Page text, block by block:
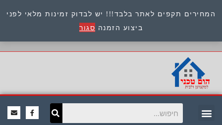
המחירים תקפים לאתר בלבד!!! יש לבדוק זמינות מלאי לפני
ביצוע הזמנה סגור
כתובת : היוזמים 9 אור יהודה שירות לקוחות 054-
8945722